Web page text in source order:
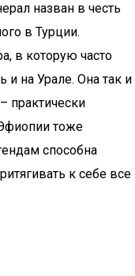
назван в честь
в Турции.
в которую часто
и на Урале. Она так и
практически
тоже
способна
к себе все